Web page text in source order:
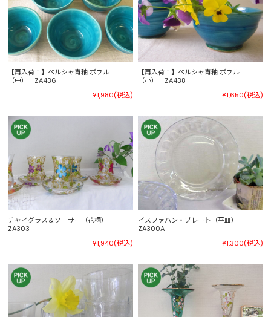
【再入荷！】ペルシャ青釉 ボウル
（中） ZA436
¥1,980(税込)
【再入荷！】ペルシャ青釉 ボウル
（小） ZA438
¥1,650(税込)
チャイグラス＆ソーサー（花柄）
ZA303
¥1,940(税込)
イスファハン・プレート（平皿）
ZA300A
¥1,300(税込)